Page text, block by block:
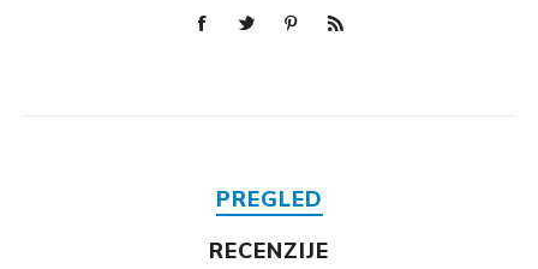
PREGLED
RECENZIJE